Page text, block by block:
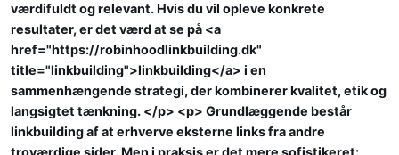
værdifuldt og relevant. Hvis du vil opleve konkrete
resultater, er det værd at se på <a
href="https://robinhoodlinkbuilding.dk"
title="linkbuilding">linkbuilding</a> i en
sammenhængende strategi, der kombinerer kvalitet, etik og
langsigtet tænkning. </p> <p> Grundlæggende består
linkbuilding af at erhverve eksterne links fra andre